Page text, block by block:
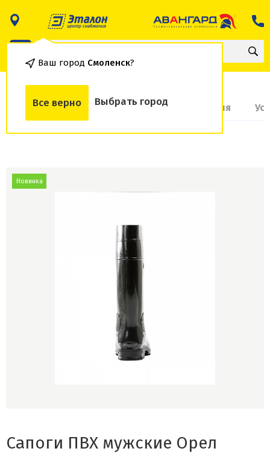
Ваш город Смоленск?
Все верно Выбрать город
О товаре Доставка и оплата Гарантия
Новинка
Сапоги ПВХ мужские Орел